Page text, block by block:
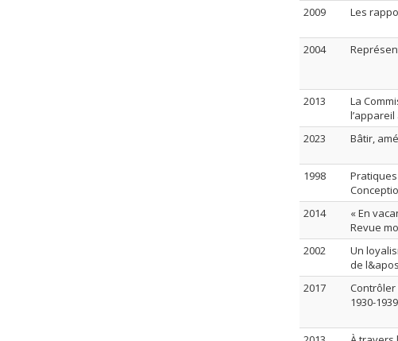
2009
Les
2004
2013
La
2023
Bâtir,
1998
2014
« En
Revue
2002
Un
de
2017
Contrôler
1930-1939